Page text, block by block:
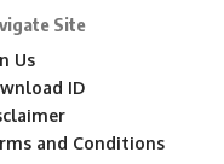
Site
Us
ID
and Conditions